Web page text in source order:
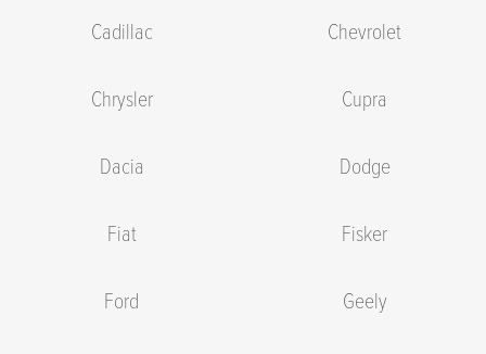
Cadillac Chevrolet
Chrysler Cupra
Dacia Dodge
Fiat Fisker
Ford Geely